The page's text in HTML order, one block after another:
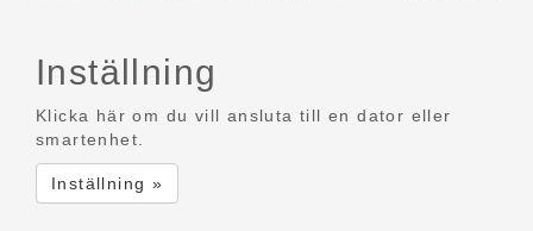
Inställning
Klicka här om du vill ansluta till en dator eller
smartenhet.
Inställning »